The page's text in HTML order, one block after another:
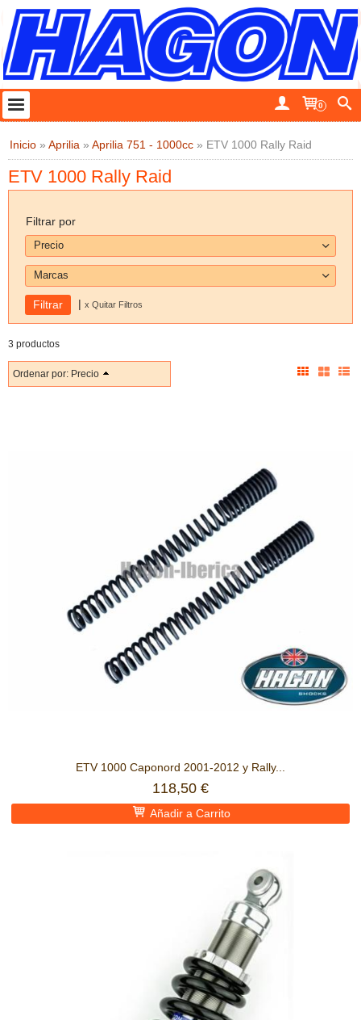
0
Inicio » Aprilia » Aprilia 751 - 1000cc » ETV 1000 Rally Raid
ETV 1000 Rally Raid
Filtrar por
Precio
Marcas
| x Quitar Filtros
3 productos
Ordenar por: Precio
ETV 1000 Caponord 2001-2012 y Rally...
118,50 €
Añadir a Carrito